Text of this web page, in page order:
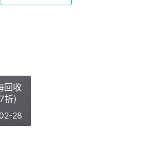
回收
折)
28